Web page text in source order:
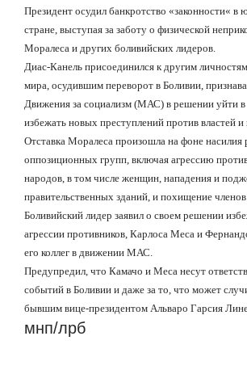
Президент осудил банкротство «законности« в
стране, выступая за заботу о физической
Моралеса и других боливийских лидеров.
Диас-Канель присоединился к другим
мира, осудившим переворот в Боливии,
Движения за социализм (МАС) в решении уйти в
избежать новых преступлений против властей
Отставка Моралеса произошла на фоне насилия
оппозиционных групп, включая агрессию
народов, в том числе женщин, нападения и
правительственных зданий, и похищение
Боливийский лидер заявил о своем решении
агрессии противников, Карлоса Меса и
его коллег в движении МАС.
Предупредил, что Камачо и Меса несут
событий в Боливии и даже за то, что может
бывшим вице-президентом Альваро Гарсия
мнп/лрб